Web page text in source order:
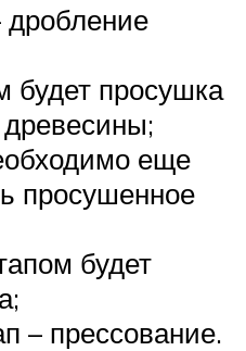
будет просушка
еще
просушенное
будет
– прессование.